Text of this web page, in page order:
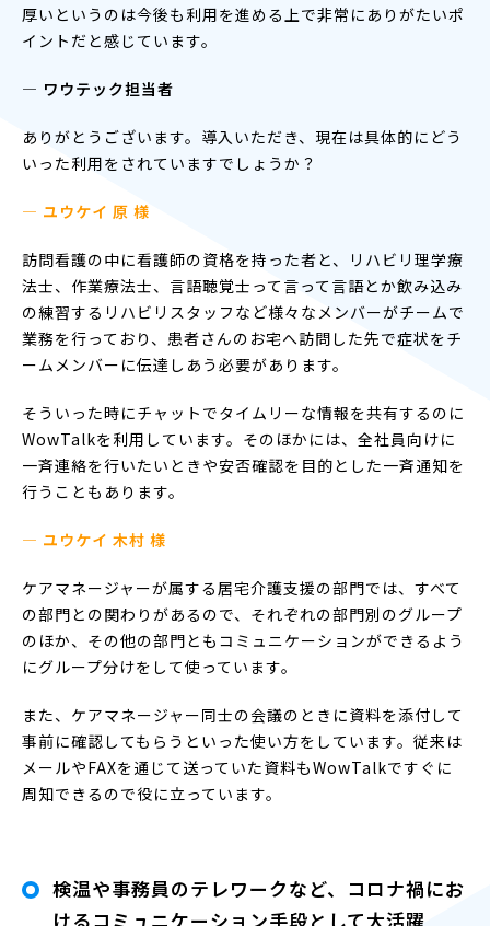
厚いというのは今後も利用を進める上で非常にありがたいポ
イントだと感じています。
― ワウテック担当者
ありがとうございます。導入いただき、現在は具体的にどう
いった利用をされていますでしょうか？
— ユウケイ 原 様
訪問看護の中に看護師の資格を持った者と、リハビリ理学療
法士、作業療法士、言語聴覚士って言って言語とか飲み込み
の練習するリハビリスタッフなど様々なメンバーがチームで
業務を行っており、患者さんのお宅へ訪問した先で症状をチ
ームメンバーに伝達しあう必要があります。
そういった時にチャットでタイムリーな情報を共有するのに
WowTalkを利用しています。そのほかには、全社員向けに
一斉連絡を行いたいときや安否確認を目的とした一斉通知を
行うこともあります。
— ユウケイ 木村 様
ケアマネージャーが属する居宅介護支援の部門では、すべて
の部門との関わりがあるので、それぞれの部門別のグループ
のほか、その他の部門ともコミュニケーションができるよう
にグループ分けをして使っています。
また、ケアマネージャー同士の会議のときに資料を添付して
事前に確認してもらうといった使い方をしています。従来は
メールやFAXを通じて送っていた資料もWowTalkですぐに
周知できるので役に立っています。
検温や事務員のテレワークなど、コロナ禍にお
けるコミュニケーション手段として大活躍